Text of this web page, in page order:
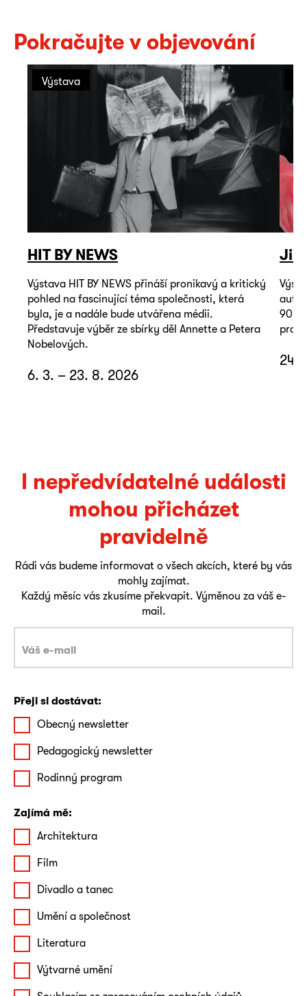
Pokračujte v objevování
Výstava
HIT BY NEWS
Výstava HIT BY NEWS přináší pronikavý a kritický
pohled na fascinující téma společnosti, která
byla, je a nadále bude utvářena médii.
Představuje výběr ze sbírky děl Annette a Petera
Nobelových.
6. 3. – 23. 8. 2026
Jiří
90.
24.
I nepředvídatelné události
mohou přicházet
pravidelně
Rádi vás budeme informovat o všech akcích, které by vás
mohly zajímat.
Každý měsíc vás zkusíme překvapit. Výměnou za váš e-
mail.
Přeji si dostávat:
Obecný newsletter
Pedagogický newsletter
Rodinný program
Zajímá mě:
Architektura
Film
Divadlo a tanec
Umění a společnost
Literatura
Výtvarné umění